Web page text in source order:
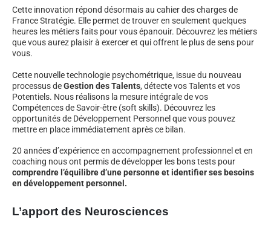
Cette innovation répond désormais au cahier des charges de
France Stratégie. Elle permet de trouver en seulement quelques
heures les métiers faits pour vous épanouir. Découvrez les métiers
que vous aurez plaisir à exercer et qui offrent le plus de sens pour
vous.
Cette nouvelle technologie psychométrique, issue du nouveau
processus deGestion des Talents, détecte vos Talents et vos
Potentiels. Nous réalisons la mesure intégrale de vos
Compétences de Savoir-être (soft skills). Découvrez les
opportunités de Développement Personnel que vous pouvez
mettre en place immédiatement après ce bilan.
20 années d’expérience en accompagnement professionnel et en
coaching nous ont permis de développer les bons tests pour
comprendre l’équilibre d’une personne et identifier ses besoins
en développement personnel.
L’apport des Neurosciences